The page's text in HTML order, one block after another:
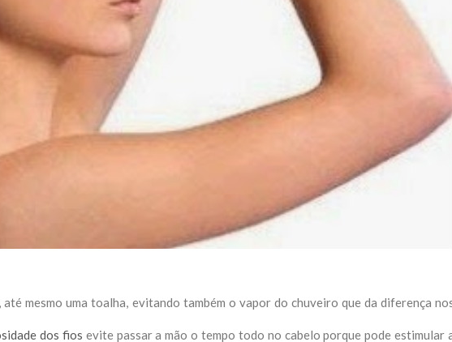
até mesmo uma toalha, evitando também o vapor do chuveiro que da diferença
dos fios evite passar a mão o tempo todo no cabelo porque pode estimular